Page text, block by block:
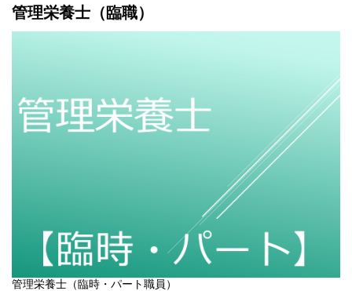
※提出いただきました書類は、合否に関わらず返却できませんの
で、ご了承願います。
随時
選考方法
管理栄養士（臨職）
管理栄養士（臨時・パート職員）